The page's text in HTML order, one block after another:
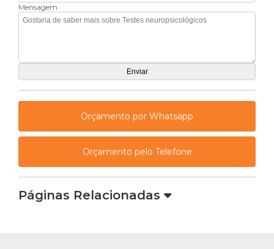
Mensagem
Orçamento por Whatsapp
Orçamento pelo Telefone
Páginas Relacionadas